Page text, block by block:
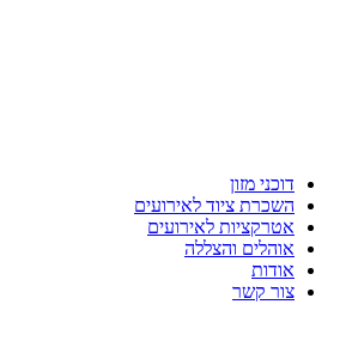
דוכני מזון
השכרת ציוד לאירועים
אטרקציות לאירועים
אוהלים והצללה
אודות
צור קשר